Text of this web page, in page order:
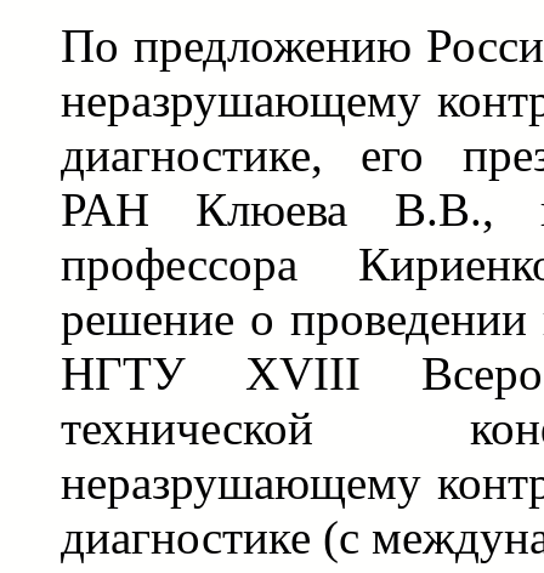
По предложению
неразрушающему
диагностике, его
РАН Клюева В.В.,
профессора
решение о проведении
НГТУ XVIII
технической
неразрушающему
диагностике (с